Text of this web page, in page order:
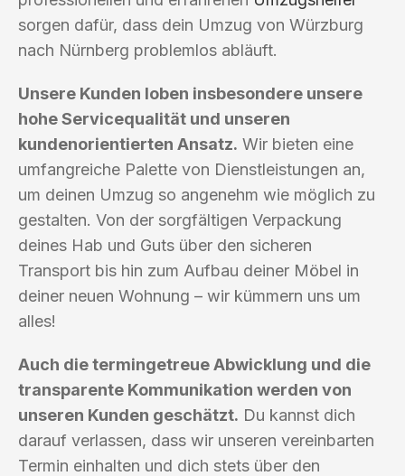
sorgen dafür, dass dein Umzug von Würzburg
nach Nürnberg problemlos abläuft.
Unsere Kunden loben insbesondere unsere
hohe Servicequalität und unseren
kundenorientierten Ansatz. Wir bieten eine
umfangreiche Palette von Dienstleistungen an,
um deinen Umzug so angenehm wie möglich zu
gestalten. Von der sorgfältigen Verpackung
deines Hab und Guts über den sicheren
Transport bis hin zum Aufbau deiner Möbel in
deiner neuen Wohnung – wir kümmern uns um
alles!
Auch die termingetreue Abwicklung und die
transparente Kommunikation werden von
unseren Kunden geschätzt. Du kannst dich
darauf verlassen, dass wir unseren vereinbarten
Termin einhalten und dich stets über den